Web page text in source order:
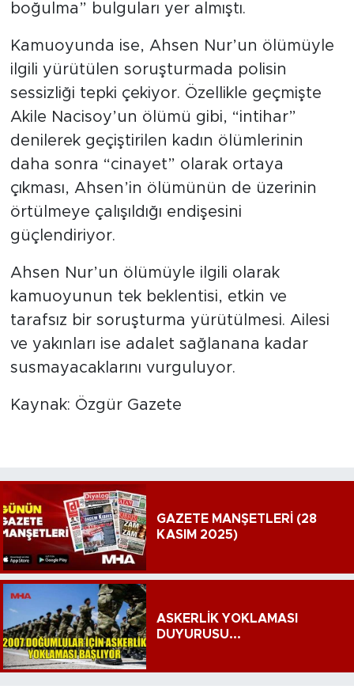
boğulma” bulguları yer almıştı.
Kamuoyunda ise, Ahsen Nur’un ölümüyle
ilgili yürütülen soruşturmada polisin
sessizliği tepki çekiyor. Özellikle geçmişte
Akile Nacisoy’un ölümü gibi, “intihar”
denilerek geçiştirilen kadın ölümlerinin
daha sonra “cinayet” olarak ortaya
çıkması, Ahsen’in ölümünün de üzerinin
örtülmeye çalışıldığı endişesini
güçlendiriyor.
Ahsen Nur’un ölümüyle ilgili olarak
kamuoyunun tek beklentisi, etkin ve
tarafsız bir soruşturma yürütülmesi. Ailesi
ve yakınları ise adalet sağlanana kadar
susmayacaklarını vurguluyor.
Kaynak: Özgür Gazete
GAZETE MANŞETLERİ (28
KASIM 2025)
ASKERLİK YOKLAMASI
DUYURUSU...